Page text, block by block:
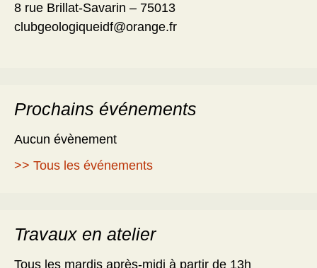
8 rue Brillat-Savarin – 75013
clubgeologiqueidf@orange.fr
Prochains événements
Aucun évènement
>> Tous les événements
Travaux en atelier
Tous les mardis après-midi à partir de 13h